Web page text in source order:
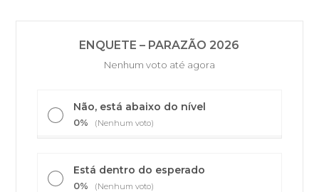
ENQUETE – PARAZÃO 2026
Nenhum voto até agora
Não, está abaixo do nível
0% (Nenhum voto)
Está dentro do esperado
0% (Nenhum voto)